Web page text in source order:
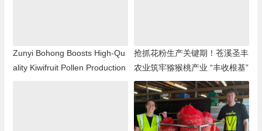
Zunyi Bohong Boosts High-Qu
ality Kiwifruit Pollen Production
抢抓花粉生产关键期！苍溪圣丰
农业筑牢猕猴桃产业 “丰收根基”